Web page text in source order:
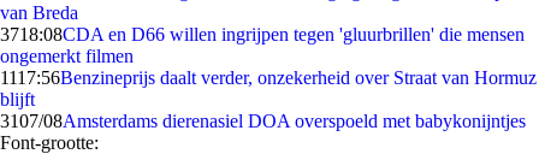
van Breda
3718:08CDA en D66 willen ingrijpen tegen 'gluurbrillen' die mensen
ongemerkt filmen
1117:56Benzineprijs daalt verder, onzekerheid over Straat van Hormuz
blijft
3107/08Amsterdams dierenasiel DOA overspoeld met babykonijntjes
Font-grootte: